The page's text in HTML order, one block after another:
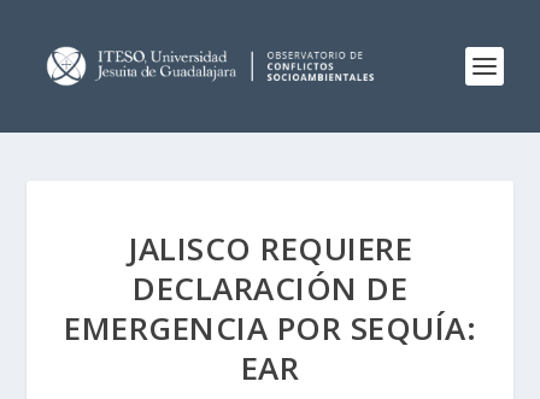
JALISCO REQUIERE
DECLARACIÓN DE
EMERGENCIA POR SEQUÍA:
EAR